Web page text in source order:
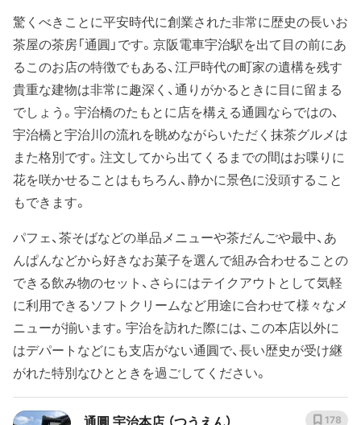
驚くべきことに平安時代に創業された非常に歴史の長いお
茶屋の茶房「通圓」です。京阪電車宇治駅を出て目の前にあ
るこのお店の特徴でもある、江戸時代の町家の遺構を残す
貴重な建物は非常に趣深く、通りがかるときに目に留まる
でしょう。宇治橋のたもとに店を構える通圓ならではの、
宇治橋と宇治川の流れを眺めながらいただく抹茶グルメは
また格別です。注文してから出てくるまでの間はお喋りに
花を咲かせることはもちろん、静かに景色に没頭すること
もできます。
パフェ、茶そばなどの単品メニューや茶だんごや最中、あ
んぱんなどから好きなお菓子を選んで組み合わせることの
できる飲み物のセット、さらにはテイクアウトとして気軽
に利用できるソフトクリームなど用途に合わせて様々なメ
ニューが揃います。宇治を訪れた際には、この本店以外に
はデパートなどにも支店がない通圓で、長い歴史が受け継
がれた特別なひとときを過ごしてください。
178